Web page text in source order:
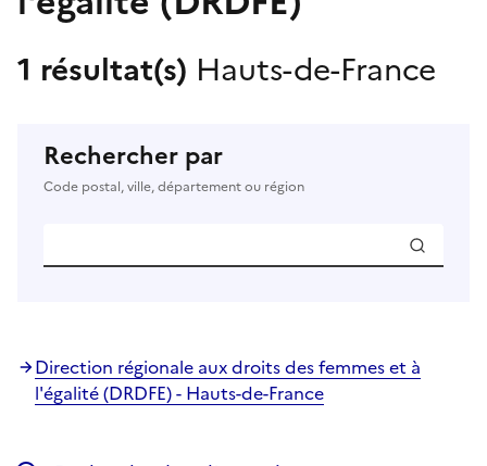
1 résultat(s) Hauts-de-France
Rechercher par
Code postal, ville, département ou région
Direction régionale aux droits des femmes et à
l'égalité (DRDFE) - Hauts-de-France